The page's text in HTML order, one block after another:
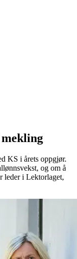
KS i årets oppgjør.
og om å
leder i Lektorlaget,